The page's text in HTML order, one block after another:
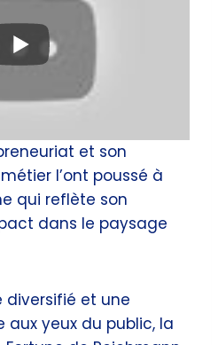
et son
l’ont poussé à
qui reflète son
dans le paysage
diversifié et une
yeux du public, la